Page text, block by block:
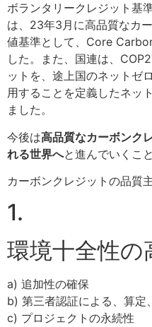
ボランタリークレジット基
は、23年3月に高品質なカ
値基準として、Core
した。また、国連は、
ットを、途上国のネットゼ
用することを定義したネッ
ました。​
今後は高品質なカーボンク
れる世界へと進んでいくこ
カーボンクレジットの品質
1.
環境十全性の
a) 追加性の確保 ​
b) 第三者認証による、算定
c) プロジェクトの永続性​